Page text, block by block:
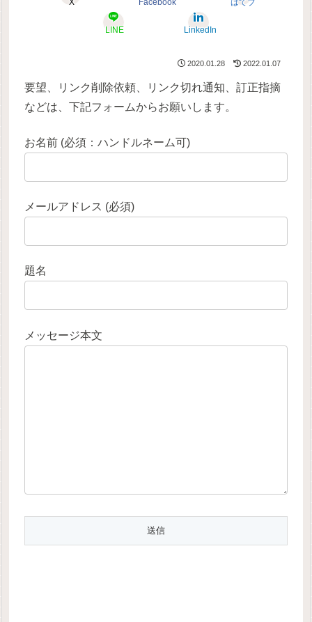
X Facebook
はてブ
LINE LinkedIn
2020.01.28 2022.01.07
要望、リンク削除依頼、リンク切れ通知、訂正指摘
などは、下記フォームからお願いします。
お名前 (必須：ハンドルネーム可)
メールアドレス (必須)
題名
メッセージ本文